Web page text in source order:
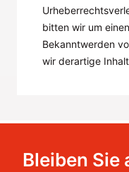
bitten wir um
Bekanntwerden
wir derartige
Bleiben Sie